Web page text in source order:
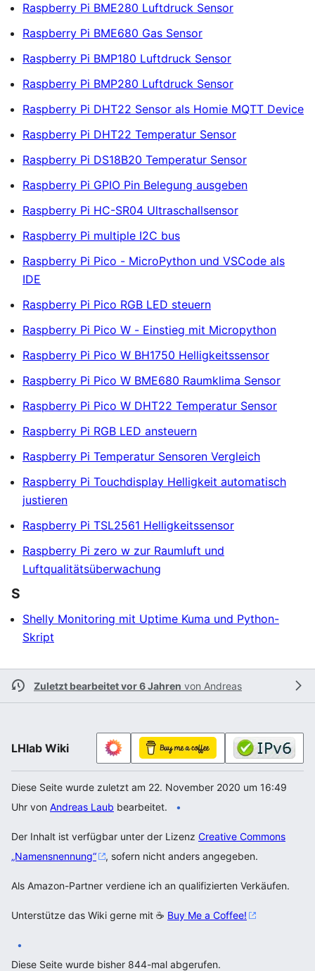
Raspberry Pi BME280 Luftdruck Sensor
Raspberry Pi BME680 Gas Sensor
Raspberry Pi BMP180 Luftdruck Sensor
Raspberry Pi BMP280 Luftdruck Sensor
Raspberry Pi DHT22 Sensor als Homie MQTT Device
Raspberry Pi DHT22 Temperatur Sensor
Raspberry Pi DS18B20 Temperatur Sensor
Raspberry Pi GPIO Pin Belegung ausgeben
Raspberry Pi HC-SR04 Ultraschallsensor
Raspberry Pi multiple I2C bus
Raspberry Pi Pico - MicroPython und VSCode als
IDE
Raspberry Pi Pico RGB LED steuern
Raspberry Pi Pico W - Einstieg mit Micropython
Raspberry Pi Pico W BH1750 Helligkeitssensor
Raspberry Pi Pico W BME680 Raumklima Sensor
Raspberry Pi Pico W DHT22 Temperatur Sensor
Raspberry Pi RGB LED ansteuern
Raspberry Pi Temperatur Sensoren Vergleich
Raspberry Pi Touchdisplay Helligkeit automatisch
justieren
Raspberry Pi TSL2561 Helligkeitssensor
Raspberry Pi zero w zur Raumluft und
Luftqualitätsüberwachung
S
Shelly Monitoring mit Uptime Kuma und Python-
Skript
Zuletzt bearbeitet vor 6 Jahren von Andreas
LHlab Wiki
Diese Seite wurde zuletzt am 22. November 2020 um 16:49
Uhr von Andreas Laub bearbeitet.
Der Inhalt ist verfügbar unter der Lizenz Creative Commons
„Namensnennung“
, sofern nicht anders angegeben.
Als Amazon-Partner verdiene ich an qualifizierten Verkäufen.
Unterstütze das Wiki gerne mit ☕ Buy Me a Coffee!
Diese Seite wurde bisher 844-mal abgerufen.